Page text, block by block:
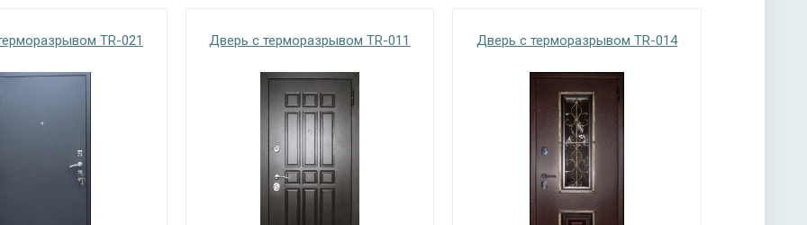
Запирающие устройства и фурнитура
«Мосрентген» сейфового типа с нажимной ручкой, 3-х ригельный
TR-021 Дверь с терморазрывом TR-011 Дверь с терморазрывом TR-014